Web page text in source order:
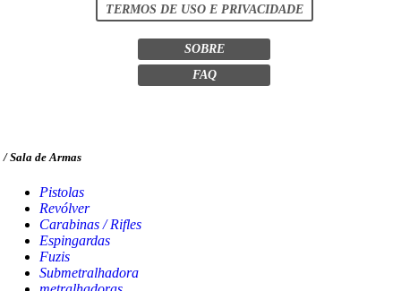
TERMOS DE USO E PRIVACIDADE
SOBRE
FAQ
/ Sala de Armas
Pistolas
Revólver
Carabinas / Rifles
Espingardas
Fuzis
Submetralhadora